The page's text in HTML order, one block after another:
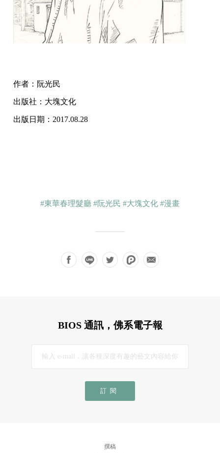
作者：阮光民
出版社：大塊文化
出版日期：2017.08.28
#東華春理髮廳 #阮光民 #大塊文化 #漫畫
BIOS 通訊，佛系電子報
訂閱
撰稿